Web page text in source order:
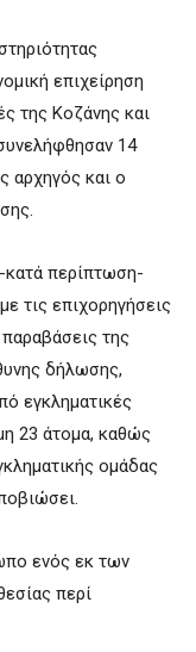
επιχείρηση
της Κοζάνης και
14
αρχηγός και ο
κατά περίπτωση-
τις επιχορηγήσεις
παραβάσεις της
δήλωσης,
εγκληματικές
23 άτομα, καθώς
ομάδας
ενός εκ των
περί